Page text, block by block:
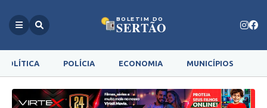
BOLETIM DO
SERTÃO
POLÍTICA POLÍCIA ECONOMIA MUNICÍPIOS